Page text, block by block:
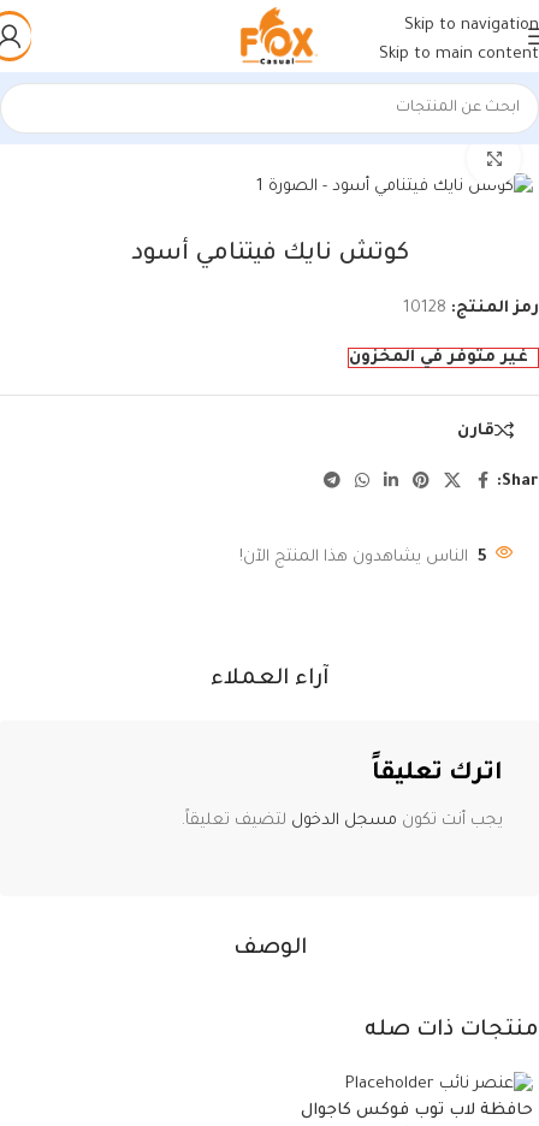
Skip to navigation
Skip to main content
الرئيسية/أحذية رجالي/كوتشي رجالي
كوتش نايك فيتنامي أسود
رمز المنتج: 10128
غير متوفر في المخزون
قارن
5 الناس يشاهدون هذا المنتج الآن!
الوصف
آراء العملاء
اترك تعليقاً
يجب أنت تكون مسجل الدخول لتضيف تعليقاً.
منتجات ذات صله
حافظة لاب توب فوكس كاجوال